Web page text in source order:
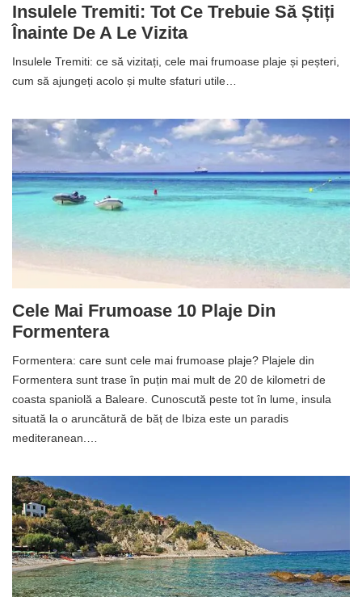
Insulele Tremiti: Tot Ce Trebuie Să Știți
Înainte De A Le Vizita
Insulele Tremiti: ce să vizitați, cele mai frumoase plaje și peșteri,
cum să ajungeți acolo și multe sfaturi utile…
Cele Mai Frumoase 10 Plaje Din
Formentera
Formentera: care sunt cele mai frumoase plaje? Plajele din
Formentera sunt trase în puțin mai mult de 20 de kilometri de
coasta spaniolă a Baleare. Cunoscută peste tot în lume, insula
situată la o aruncătură de băț de Ibiza este un paradis
mediteranean.…